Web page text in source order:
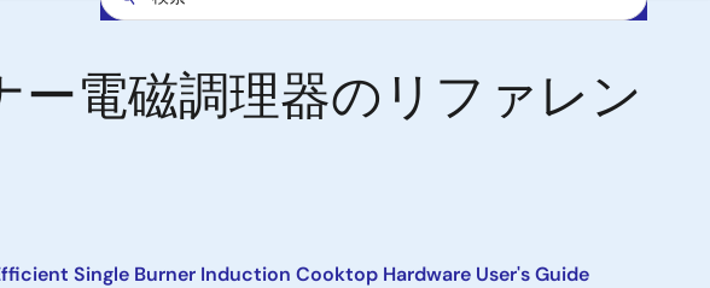
電磁調理器のリファレン
Single Burner Induction Cooktop Hardware User's Guide